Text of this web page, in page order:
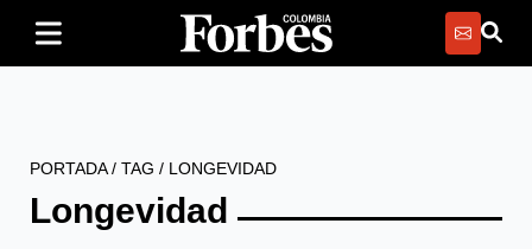
PORTADA/ TAG / LONGEVIDAD
Longevidad